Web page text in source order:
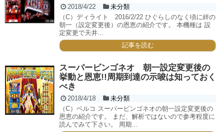
2018/4/22
未分類
（C）ディライト 2016/2/22 ひぐらしのなく頃に絆の
朝一（設定変更後）の恩恵の紹介です。 本機種は 設
定変更で天井...
記事を読む
スーパービンゴネオ 朝一設定変更後の
挙動と恩恵!!周期到達の示唆は知っておく
べき
2018/4/18
未分類
（C）ベルコ スーパービンゴネオの朝一設定変更後の
恩恵の紹介です。 まだ、解析ではないので参考程度に
読んでみて下さい。 周期...